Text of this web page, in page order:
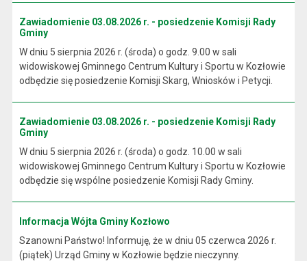
Zawiadomienie 03.08.2026 r. - posiedzenie Komisji Rady
Gminy
W dniu 5 sierpnia 2026 r. (środa) o godz. 9.00 w sali
widowiskowej Gminnego Centrum Kultury i Sportu w Kozłowie
odbędzie się posiedzenie Komisji Skarg, Wniosków i Petycji.
Zawiadomienie 03.08.2026 r. - posiedzenie Komisji Rady
Gminy
W dniu 5 sierpnia 2026 r. (środa) o godz. 10.00 w sali
widowiskowej Gminnego Centrum Kultury i Sportu w Kozłowie
odbędzie się wspólne posiedzenie Komisji Rady Gminy.
Informacja Wójta Gminy Kozłowo
Szanowni Państwo! Informuję, że w dniu 05 czerwca 2026 r.
(piątek) Urząd Gminy w Kozłowie będzie nieczynny.